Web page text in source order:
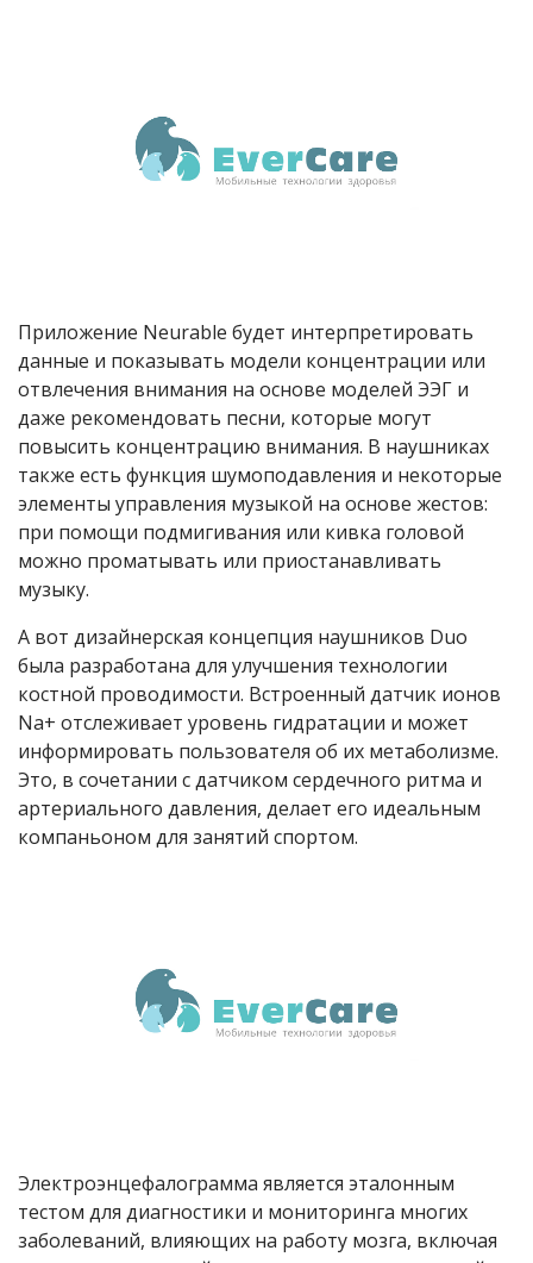
Приложение Neurable будет интерпретировать
данные и показывать модели концентрации или
отвлечения внимания на основе моделей ЭЭГ и
даже рекомендовать песни, которые могут
повысить концентрацию внимания. В наушниках
также есть функция шумоподавления и некоторые
элементы управления музыкой на основе жестов:
при помощи подмигивания или кивка головой
можно проматывать или приостанавливать
музыку.
А вот дизайнерская концепция наушников Duo
была разработана для улучшения технологии
костной проводимости. Встроенный датчик ионов
Na+ отслеживает уровень гидратации и может
информировать пользователя об их метаболизме.
Это, в сочетании с датчиком сердечного ритма и
артериального давления, делает его идеальным
компаньоном для занятий спортом.
Электроэнцефалограмма является эталонным
тестом для диагностики и мониторинга многих
заболеваний, влияющих на работу мозга, включая